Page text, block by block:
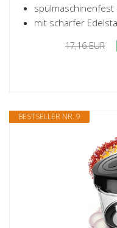
spülmaschinenfest
mit scharfer
17,16 EUR
BESTSELLER NR. 9